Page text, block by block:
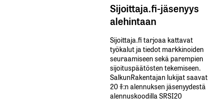
Sijoittaja.fi-jäsenyys
alehintaan
Sijoittaja.fi tarjoaa kattavat
työkalut ja tiedot markkinoiden
seuraamiseen sekä parempien
sijoituspäätösten tekemiseen.
SalkunRakentajan lukijat saavat
20 %:n alennuksen jäsenyydestä
alennuskoodilla SRSI20